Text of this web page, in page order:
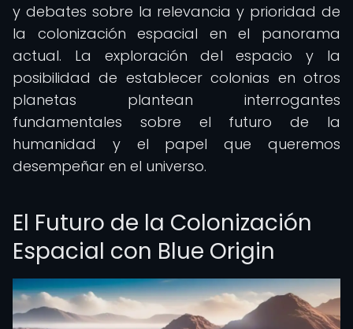
y debates sobre la relevancia y prioridad de
la colonización espacial en el panorama
actual. La exploración del espacio y la
posibilidad de establecer colonias en otros
planetas plantean interrogantes
fundamentales sobre el futuro de la
humanidad y el papel que queremos
desempeñar en el universo.
El Futuro de la Colonización
Espacial con Blue Origin